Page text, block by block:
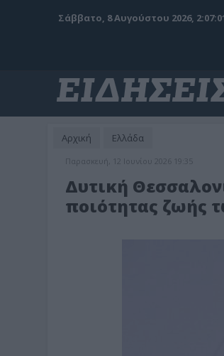
Σάββατο, 8 Αυγούστου 2026,
Αρχική Ελλάδα
Παρασκευή, 12 Ιουνίου 2026 19:35
Δυτική
ποιότητας ζωής